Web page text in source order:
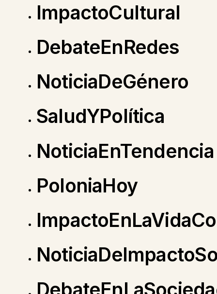
ImpactoCultural
DebateEnRedes
NoticiaDeGénero
SaludYPolítica
NoticiaEnTendencia
PoloniaHoy